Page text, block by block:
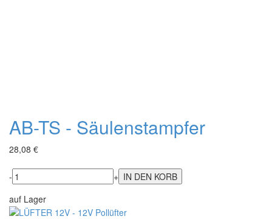
AB-TS - Säulenstampfer
28,08 €
-
+
auf Lager